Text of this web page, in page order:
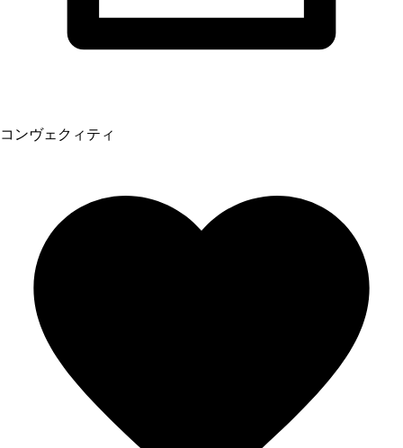
コンヴェクィティ